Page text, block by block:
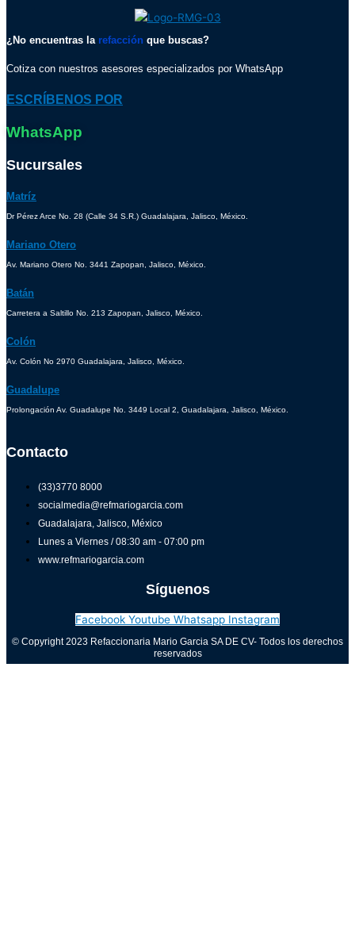
¿No encuentras la refacción que buscas?
Cotiza con nuestros asesores especializados por WhatsApp
ESCRÍBENOS POR
WhatsApp
Sucursales
Matríz
Dr Pérez Arce No. 28 (Calle 34 S.R.) Guadalajara, Jalisco, México.
Mariano Otero
Av. Mariano Otero No. 3441 Zapopan, Jalisco, México.
Batán
Carretera a Saltillo No. 213 Zapopan, Jalisco, México.
Colón
Av. Colón No 2970 Guadalajara, Jalisco, México.
Guadalupe
Prolongación Av. Guadalupe No. 3449 Local 2, Guadalajara, Jalisco, México.
Contacto
(33)3770 8000
socialmedia@refmariogarcia.com
Guadalajara, Jalisco, México
Lunes a Viernes / 08:30 am - 07:00 pm
www.refmariogarcia.com
Síguenos
Facebook Youtube Whatsapp Instagram
© Copyright 2023 Refaccionaria Mario Garcia SA DE CV- Todos los derechos
reservados